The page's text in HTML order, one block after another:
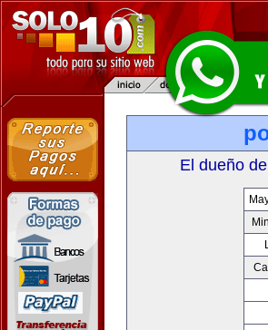
El dueño